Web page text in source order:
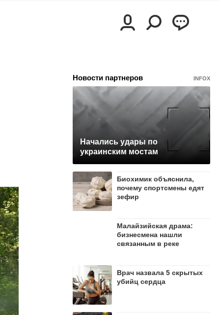
Новости партнеров INFOX
Начались удары по
украинским мостам
Биохимик объяснила,
почему спортсмены едят
зефир
Малайзийская драма:
бизнесмена нашли
связанным в реке
Врач назвала 5 скрытых
убийц сердца